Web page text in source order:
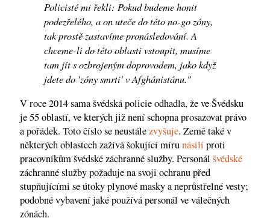
Policisté mi řekli: Pokud budeme honit
podezřelého, a on uteče do této no-go zóny,
tak prostě zastavíme pronásledování. A
chceme-li do této oblasti vstoupit, musíme
tam jít s ozbrojeným doprovodem, jako když
jdete do 'zóny smrti' v Afghánistánu."
V roce 2014 sama švédská policie odhadla, že ve Švédsku
je 55 oblastí, ve kterých již není schopna prosazovat právo
a pořádek. Toto číslo se neustálezvyšuje. Země také v
některých oblastech zažívá šokující mírunásilíproti
pracovníkům švédské záchranné služby. Personál švédské
záchranné služby požaduje na svoji ochranu před
stupňujícími se útoky plynové masky a neprůstřelné vesty;
podobné vybavení jaké používá personál ve válečných
zónách.